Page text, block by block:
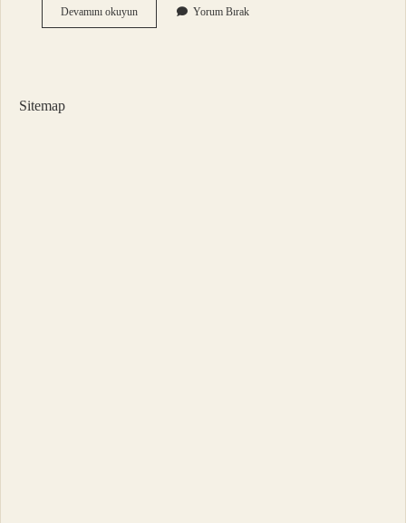
Devamını okuyunSanayi
Inkılabı
Yorum Bırak
Sitemap